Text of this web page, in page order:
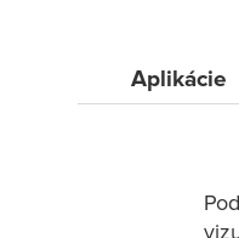
Aplikácie